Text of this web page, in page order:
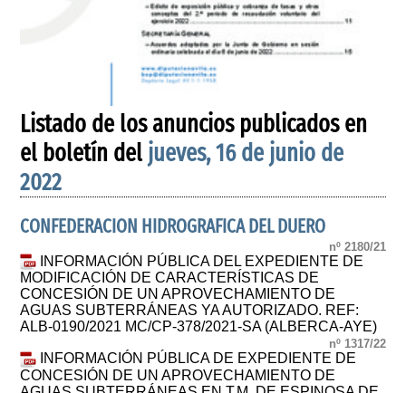
Listado de los anuncios publicados en
el boletín del jueves, 16 de junio de
2022
CONFEDERACION HIDROGRAFICA DEL DUERO
nº 2180/21
INFORMACIÓN PÚBLICA DEL EXPEDIENTE DE
MODIFICACIÓN DE CARACTERÍSTICAS DE
CONCESIÓN DE UN APROVECHAMIENTO DE
AGUAS SUBTERRÁNEAS YA AUTORIZADO. REF:
ALB-0190/2021 MC/CP-378/2021-SA (ALBERCA-AYE)
nº 1317/22
INFORMACIÓN PÚBLICA DE EXPEDIENTE DE
CONCESIÓN DE UN APROVECHAMIENTO DE